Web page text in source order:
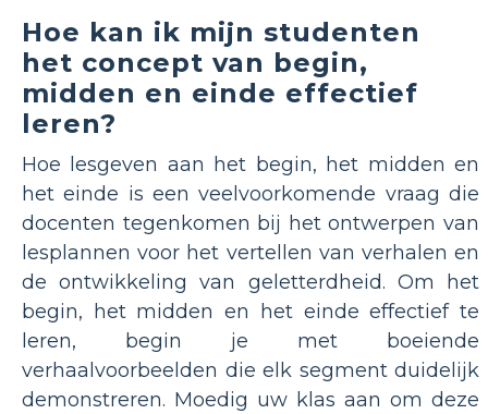
Hoe kan ik mijn studenten
het concept van begin,
midden en einde effectief
leren?
Hoe lesgeven aan het begin, het midden en
het einde is een veelvoorkomende vraag die
docenten tegenkomen bij het ontwerpen van
lesplannen voor het vertellen van verhalen en
de ontwikkeling van geletterdheid. Om het
begin, het midden en het einde effectief te
leren, begin je met boeiende
verhaalvoorbeelden die elk segment duidelijk
demonstreren. Moedig uw klas aan om deze